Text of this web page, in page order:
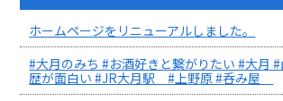
ホームページをリニューアルしました。
#大月のみち #お酒好きと繋がりたい #大月
歴が面白い #JR大月駅 #上野原 #呑み屋